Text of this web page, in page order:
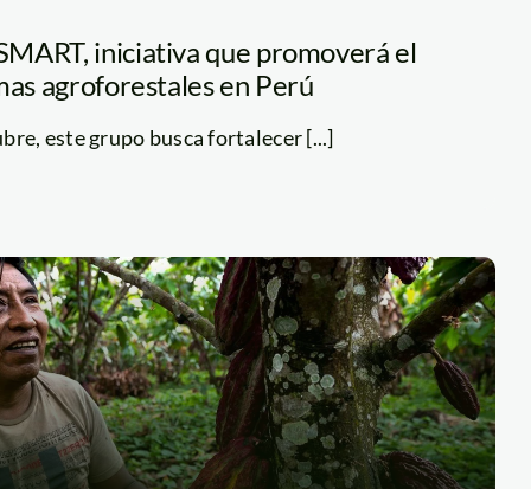
iniciativa que promoverá el
agroforestales en Perú
este grupo busca fortalecer [...]